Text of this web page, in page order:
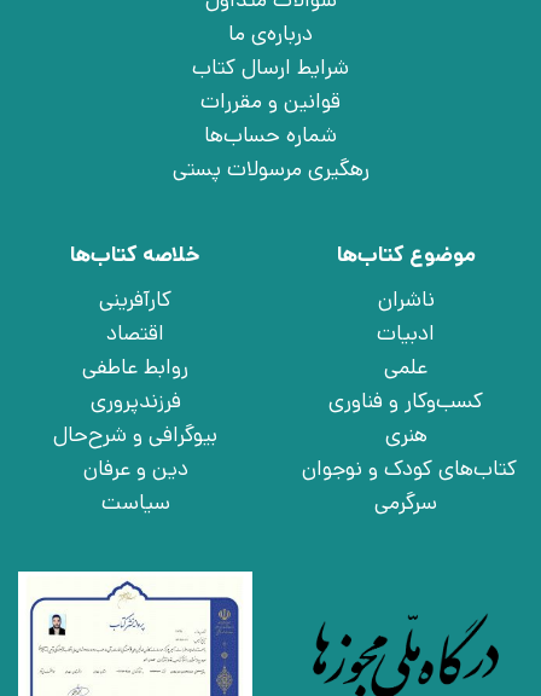
درباره‌ی ما
شرایط ارسال کتاب
قوانین و مقررات
شماره حساب‌ها
رهگیری مرسولات پستی
موضوع کتاب‌ها
ناشران
ادبیات
علمی
کسب‌وکار و فناوری
هنری
کتاب‌های کودک و نوجوان
سرگرمی
خلاصه کتاب‌ها
کارآفرینی
اقتصاد
روابط عاطفی
فرزندپروری
بیوگرافی و شرح‌حال
دین و عرفان
سیاست